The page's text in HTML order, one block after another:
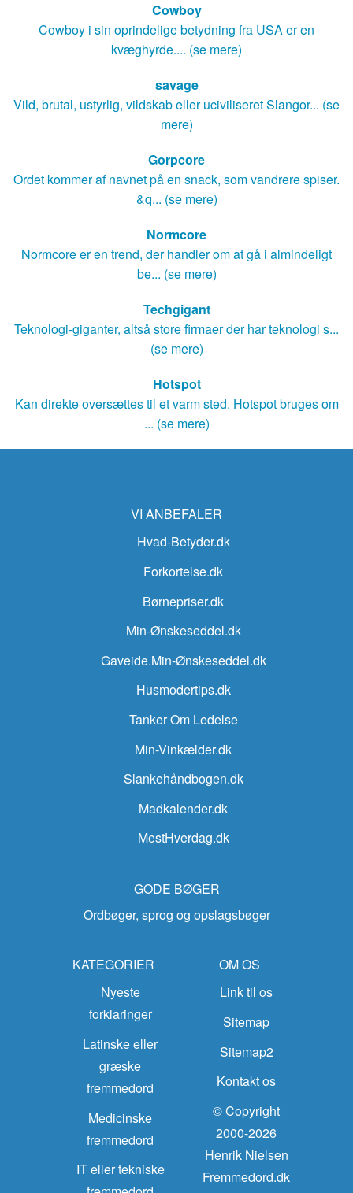
Cowboy
Cowboy i sin oprindelige betydning fra USA er en
kvæghyrde.... (se mere)
savage
Vild, brutal, ustyrlig, vildskab eller uciviliseret Slangor... (se
mere)
Gorpcore
Ordet kommer af navnet på en snack, som vandrere spiser.
&q... (se mere)
Normcore
Normcore er en trend, der handler om at gå i almindeligt
be... (se mere)
Techgigant
Teknologi-giganter, altså store firmaer der har teknologi s...
(se mere)
Hotspot
Kan direkte oversættes til et varm sted. Hotspot bruges om
... (se mere)
VI ANBEFALER
Hvad-Betyder.dk
Forkortelse.dk
Børnepriser.dk
Min-Ønskeseddel.dk
Gaveide.Min-Ønskeseddel.dk
Husmodertips.dk
Tanker Om Ledelse
Min-Vinkælder.dk
Slankehåndbogen.dk
Madkalender.dk
MestHverdag.dk
GODE BØGER
Ordbøger, sprog og opslagsbøger
KATEGORIER
Nyeste
forklaringer
Latinske eller
græske
fremmedord
Medicinske
fremmedord
IT eller tekniske
OM OS
Link til os
Sitemap
Sitemap2
Kontakt os
© Copyright
2000-2026
Henrik Nielsen
Fremmedord.dk